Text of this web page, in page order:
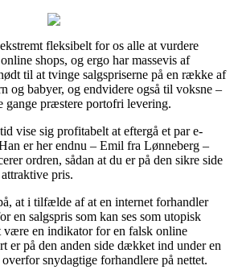
fleksibelt for os alle at vurdere
shops, og ergo har massevis af
til at tvinge salgspriserne på en række af
og babyer, og endvidere også til voksne –
gange præstere portofri levering.
vise sig profitabelt at eftergå et par e-
er her endnu – Emil fra Lønneberg –
ordren, sådan at du er på den sikre side
pris.
at i tilfælde af at en internet forhandler
en salgspris som kan ses som utopisk
være en indikator for en falsk online
er på den anden side dækket ind under en
snydagtige forhandlere på nettet.